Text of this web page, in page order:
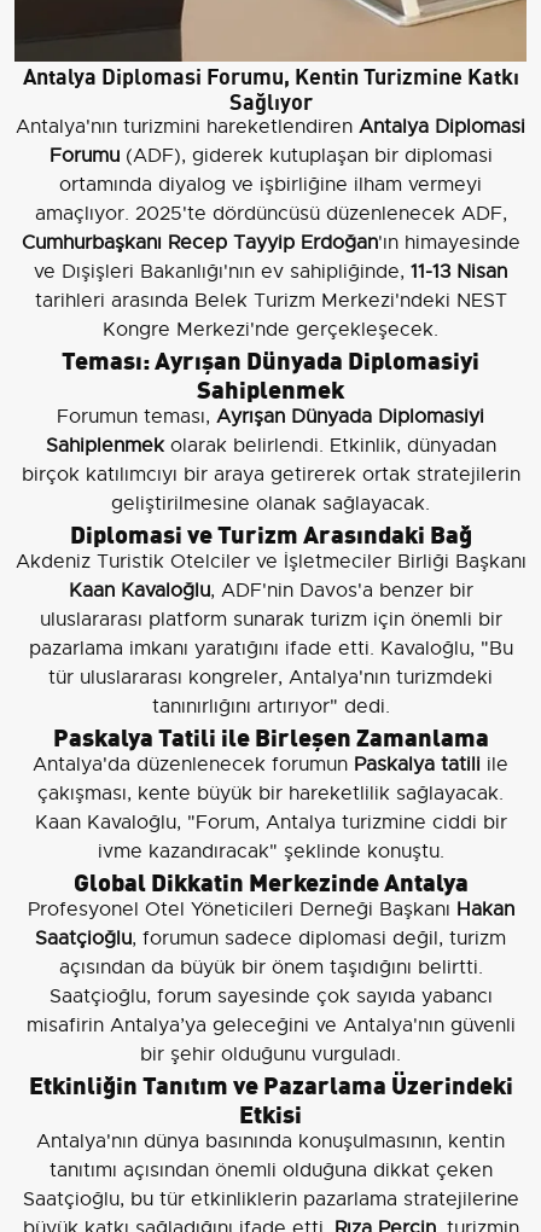
Antalya Diplomasi Forumu, Kentin Turizmine Katkı
Sağlıyor
Antalya'nın turizmini hareketlendiren Antalya Diplomasi
Forumu(ADF), giderek kutuplaşan bir diplomasi
ortamında diyalog ve işbirliğine ilham vermeyi
amaçlıyor. 2025'te dördüncüsü düzenlenecek ADF,
Cumhurbaşkanı Recep Tayyip Erdoğan'ın himayesinde
ve Dışişleri Bakanlığı'nın ev sahipliğinde, 11-13 Nisan
tarihleri arasında Belek Turizm Merkezi'ndeki NEST
Kongre Merkezi'nde gerçekleşecek.
Teması: Ayrışan Dünyada Diplomasiyi
Sahiplenmek
Forumun teması, Ayrışan Dünyada Diplomasiyi
Sahiplenmekolarak belirlendi. Etkinlik, dünyadan
birçok katılımcıyı bir araya getirerek ortak stratejilerin
geliştirilmesine olanak sağlayacak.
Diplomasi ve Turizm Arasındaki Bağ
Akdeniz Turistik Otelciler ve İşletmeciler Birliği Başkanı
Kaan Kavaloğlu, ADF'nin Davos'a benzer bir
uluslararası platform sunarak turizm için önemli bir
pazarlama imkanı yaratığını ifade etti. Kavaloğlu, "Bu
tür uluslararası kongreler, Antalya'nın turizmdeki
tanınırlığını artırıyor" dedi.
Paskalya Tatili ile Birleşen Zamanlama
Antalya'da düzenlenecek forumun Paskalya tatili ile
çakışması, kente büyük bir hareketlilik sağlayacak.
Kaan Kavaloğlu, "Forum, Antalya turizmine ciddi bir
ivme kazandıracak" şeklinde konuştu.
Global Dikkatin Merkezinde Antalya
Profesyonel Otel Yöneticileri Derneği Başkanı Hakan
Saatçioğlu, forumun sadece diplomasi değil, turizm
açısından da büyük bir önem taşıdığını belirtti.
Saatçioğlu, forum sayesinde çok sayıda yabancı
misafirin Antalya’ya geleceğini ve Antalya'nın güvenli
bir şehir olduğunu vurguladı.
Etkinliğin Tanıtım ve Pazarlama Üzerindeki
Etkisi
Antalya'nın dünya basınında konuşulmasının, kentin
tanıtımı açısından önemli olduğuna dikkat çeken
Saatçioğlu, bu tür etkinliklerin pazarlama stratejilerine